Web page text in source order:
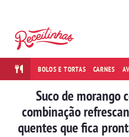
BOLOS E TORTAS CARNES
Suco de morango
combinação
quentes que fica